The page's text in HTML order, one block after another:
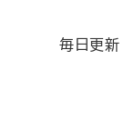
毎日更新